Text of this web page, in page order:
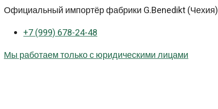
Перейти
контенту
Официальный импортёр фабрики G.Benedikt
+7 (999) 678-24-48
Мы работаем только с юридическими лицами